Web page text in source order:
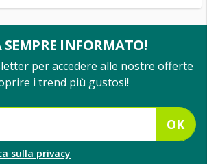
SEMPRE INFORMATO!
per accedere alle nostre offerte
i trend più gustosi!
OK
sulla privacy